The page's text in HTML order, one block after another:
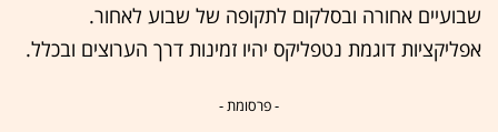
שבועיים אחורה ובסלקום לתקופה של שבוע לאחור.
אפליקציות דוגמת נטפליקס יהיו זמינות דרך הערוצים ובכלל.
- פרסומת -